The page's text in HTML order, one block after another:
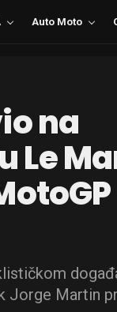
Auto Moto
na
Le
Jorge Martin